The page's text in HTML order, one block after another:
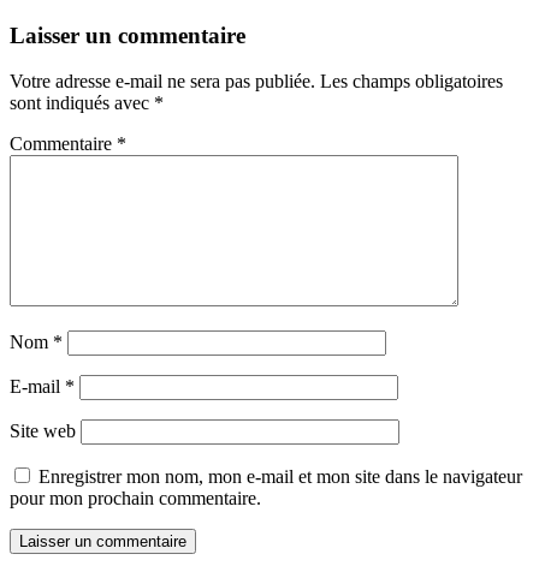
Laisser un commentaire
Votre adresse e-mail ne sera pas publiée. Les champs obligatoires
sont indiqués avec *
Commentaire *
Nom *
E-mail *
Site web
Enregistrer mon nom, mon e-mail et mon site dans le navigateur
pour mon prochain commentaire.